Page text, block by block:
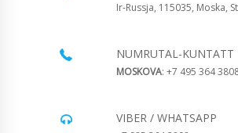
Ir-Russja, 115035, Moska,
NUMRUTAL-KUNTATT
MOSKOVA: +7 495 364
VIBER / WHATSAPP